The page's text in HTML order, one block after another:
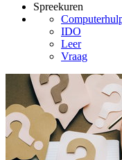
Spreekuren
IDO
Leer
Vraag